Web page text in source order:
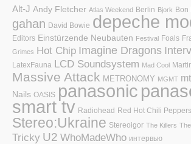
Alt-J Andy Fletcher Atlas Weekend Berlin Bjork Bon
gahan David Bowie depeche
Editors Einstürzende Neubauten Festival Foals
Grimes Hot Chip Imagine Dragons
LatexFauna LCD Soundsystem Mad Cool
Massive Attack METRONOMY MGMT
Nails OASIS panasonic
smart tv Radiohead Red Hot Chili Peppers
Stereo:Ukraine Stereoigor The Killers
Tricky U2 WhoMadeWho интервью